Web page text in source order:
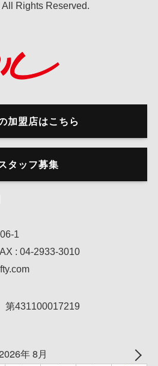
Rights Reserved.
加盟店はこちら
タッフ募集
1
: 04-2933-3010
431100017219
年 8月